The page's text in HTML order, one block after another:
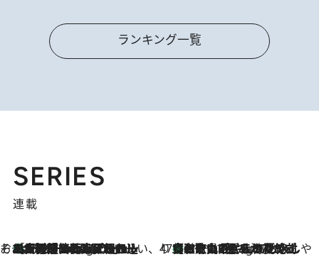
ランキング一覧
SERIES
連載
そおだよおこの関西おいしい、おやつ紀行
11 Hours Ago
［大阪府箕面市］一皿一皿目の前で仕上げられる、料理を巧みに組み込んだアシェットデセールコース「ミチル アシェット デセール（Michiru assiette dessert）」 47都道府県の手みやげ ひんやりスイーツで夏を満喫
11 Hours Ago
【和歌山県】この夏絶対食べたい 冷やしておいしいおやつ3選 みかんがごろっと丸ごと入ったジュレ